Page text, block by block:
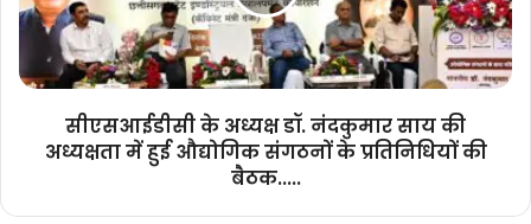
साय
अध्यक्षता
में
औद्योगिक
संगठनों
सीएसआईडीसी के अध्यक्ष डॉ. नंदकुमार साय की
अध्यक्षता में हुई औद्योगिक संगठनों के प्रतिनिधियों की
बैठक.....